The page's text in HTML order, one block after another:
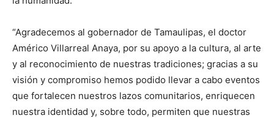
“Agradecemos al gobernador de Tamaulipas, el doctor
Américo Villarreal Anaya, por su apoyo a la cultura, al arte
y al reconocimiento de nuestras tradiciones; gracias a su
visión y compromiso hemos podido llevar a cabo eventos
que fortalecen nuestros lazos comunitarios, enriquecen
nuestra identidad y, sobre todo, permiten que nuestras